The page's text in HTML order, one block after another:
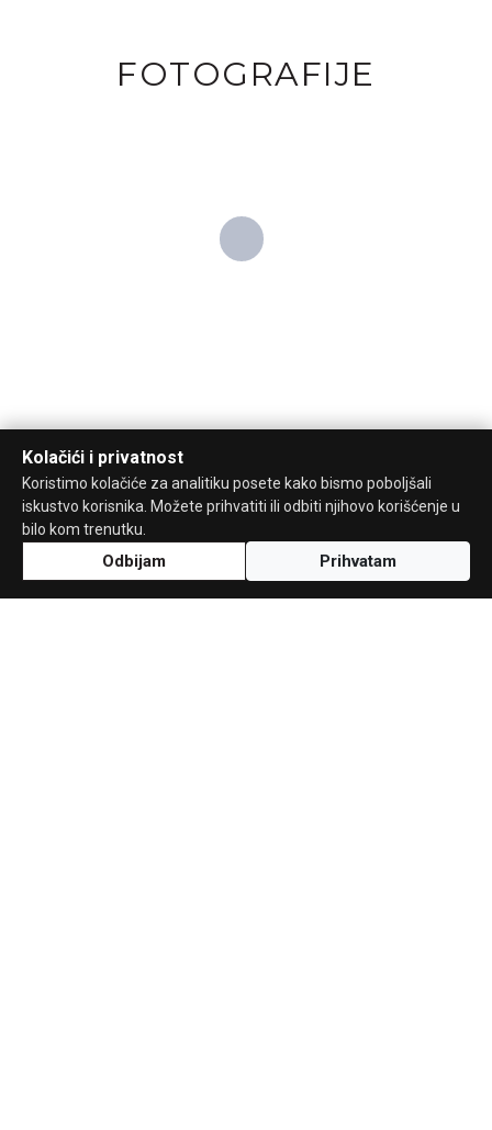
FOTOGRAFIJE
Kolačići i privatnost
Koristimo kolačiće za analitiku posete kako bismo poboljšali
iskustvo korisnika. Možete prihvatiti ili odbiti njihovo korišćenje u
bilo kom trenutku.
Odbijam Prihvatam